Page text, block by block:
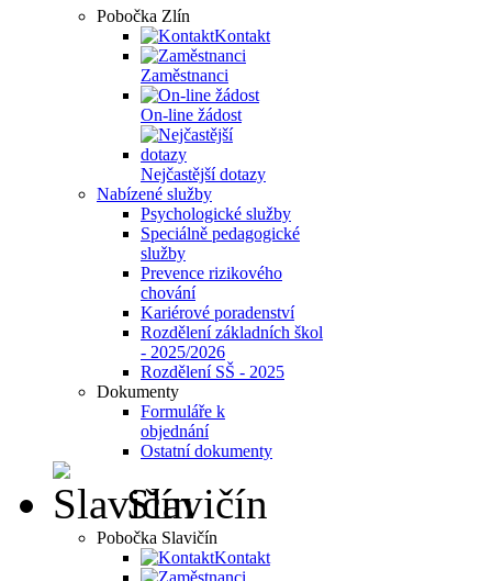
Pobočka Zlín
Kontakt
Zaměstnanci
On-line žádost
Nejčastější dotazy
Nabízené služby
Psychologické služby
Speciálně pedagogické
služby
Prevence rizikového
chování
Kariérové poradenství
Rozdělení základních škol
- 2025/2026
Rozdělení SŠ - 2025
Dokumenty
Formuláře k
objednání
Ostatní dokumenty
Slavičín
Pobočka Slavičín
Kontakt